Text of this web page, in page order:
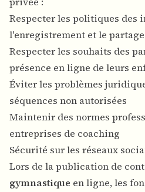
Respecter les politiques des
l'enregistrement et le partage
Respecter les souhaits des
présence en ligne de leurs
Éviter les problèmes
séquences non autorisées
Maintenir des normes
entreprises de coaching
Sécurité sur les réseaux
Lors de la publication de
gymnastique en ligne, les